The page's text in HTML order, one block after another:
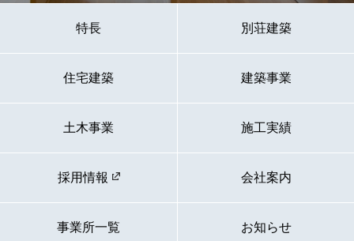
特長 別荘建築
住宅建築 建築事業
土木事業 施工実績
採用情報 会社案内
事業所一覧 お知らせ